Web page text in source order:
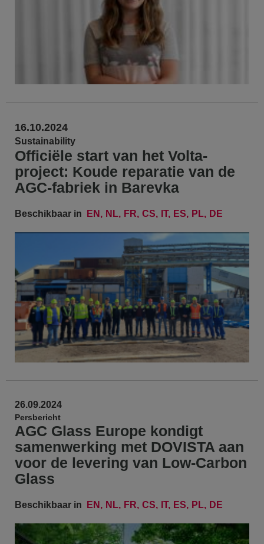
16.10.2024
Sustainability
Officiële start van het Volta-
project: Koude reparatie van de
AGC-fabriek in Barevka
Beschikbaar in EN NL FR CS IT ES PL DE
26.09.2024
Persbericht
AGC Glass Europe kondigt
samenwerking met DOVISTA aan
voor de levering van Low-Carbon
Glass
Beschikbaar in EN NL FR CS IT ES PL DE